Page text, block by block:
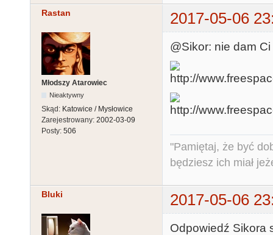
Rastan 2017-05-06
Młodszy Atarowiec
Nieaktywny
Skąd: Katowice / Mysłowice
Zarejestrowany: 2002-03-09
Posty: 506
@Sikor: nie dam
"Pamiętaj, że być
będziesz ich miał
Bluki 2017-05-06
Odpowiedź Sikora